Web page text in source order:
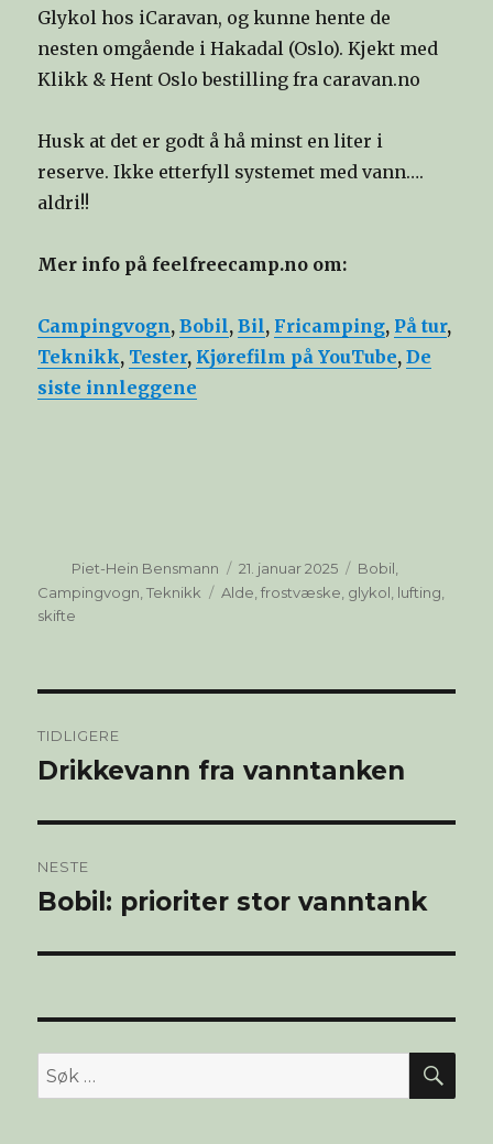
Glykol hos iCaravan, og kunne hente de
nesten omgående i Hakadal (Oslo). Kjekt med
Klikk & Hent Oslo bestilling fra caravan.no
Husk at det er godt å hå minst en liter i
reserve. Ikke etterfyll systemet med vann….
aldri!!
Mer info på feelfreecamp.no om:
Campingvogn,Bobil,Bil, Fricamping, På tur,
Teknikk, Tester, Kjørefilm på YouTube,De
siste innleggene
Forfatter
Piet-Hein Bensmann Publisert
21. januar 2025 Kategorier
Bobil,
Campingvogn ,Teknikk Stikkord
Alde ,frostvæske glykol lufting
skifte
TIDLIGERE
Forrige
Drikkevann fra vanntanken
NESTE
Neste
Bobil: prioriter stor vanntank
Søk
etter: